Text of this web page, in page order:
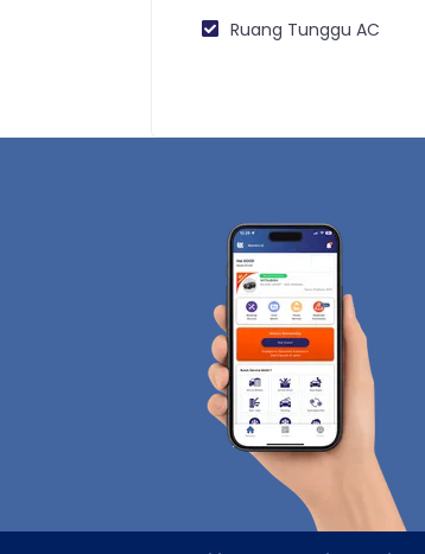
Ruang Tunggu AC